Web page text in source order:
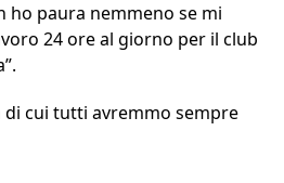
ho paura nemmeno se mi
24 ore al giorno per il club
di cui tutti avremmo sempre